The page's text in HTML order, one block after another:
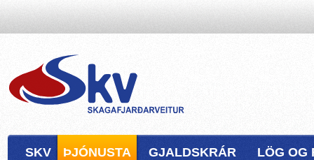
SKV ÞJÓNUSTA GJALDSKRÁR LÖG OG